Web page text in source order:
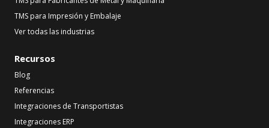
TMS para Impresión y Embalaje
Ver todas las industrias
Recursos
Blog
Referencias
Integraciones de Transportistas
Integraciones ERP